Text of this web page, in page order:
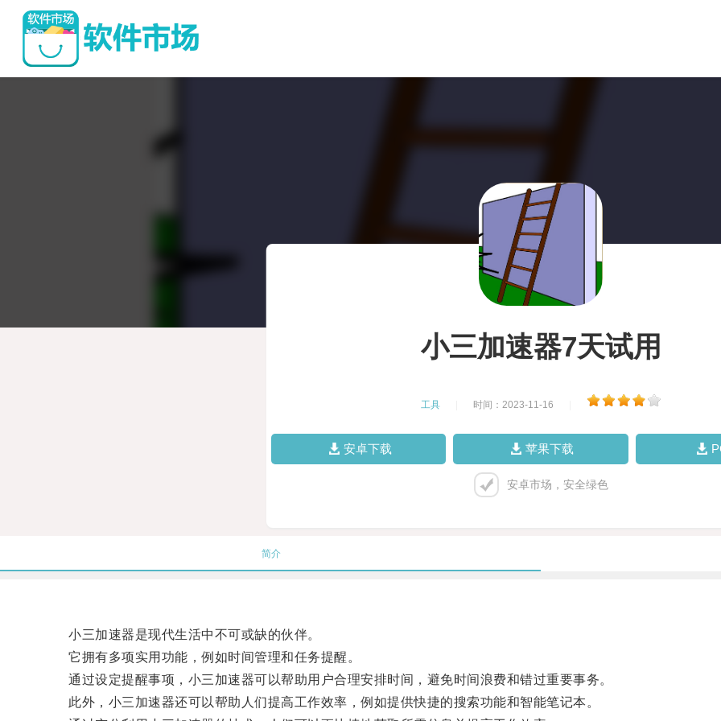
小三加速器7天试用
工具 时间：2023-11-16
安卓下载 苹果下载
安卓市场，安全绿色
简介
小三加速器是现代生活中不可或缺的伙伴。
它拥有多项实用功能，例如时间管理和任务提醒。
通过设定提醒事项，小三加速器可以帮助用户合理安排时间，避免时间浪费和错过重要事务。
此外，小三加速器还可以帮助人们提高工作效率，例如提供快捷的搜索功能和智能笔记本。